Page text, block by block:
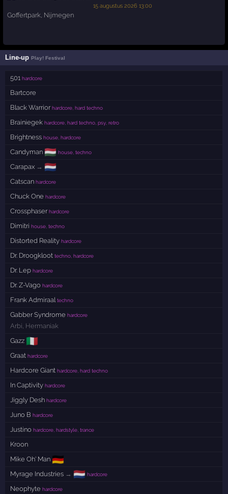
15 augustus 2026 13:00
Goffertpark Nijmegen
Line-upPlay! Festival
501 hardcore
Bartcore
Black Warrior hardcore, hard techno
Brainiegek hardcore, hard techno, psy, retro
Brightness house, hardcore
Candyman 🇭🇺 house, techno
Carapax → 🇳🇱
Catscan hardcore
Chuck One hardcore
Crossphaser hardcore
Dimitri house, techno
Distorted Reality hardcore
Dr. Droogkloot techno, hardcore
Dr. Lep hardcore
Dr. Z-Vago hardcore
Frank Admiraal techno
Gabber Syndrome hardcore
Arbi Hermaniak
Gazz 🇮🇹
Graat hardcore
Hardcore Giant hardcore, hard techno
In Captivity hardcore
Jiggly Desh hardcore
Juno B hardcore
Justino hardcore, hardstyle, trance
Kroon
Mike Oh' Man 🇩🇪
Myrage Industries → 🇳🇱 hardcore
Neophyte hardcore